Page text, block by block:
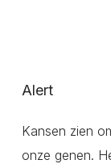
Alert
Kansen zien
onze genen.